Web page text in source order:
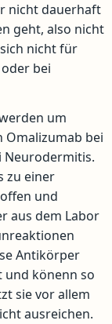
nicht dauerhaft
geht, also nicht
nicht für
bei
um
Omalizumab bei
Neurodermitis.
zu einer
und
aus dem Labor
Antikörper
und könenn so
sie vor allem
ausreichen.